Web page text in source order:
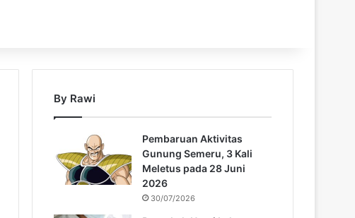
By Rawi
Pembaruan Aktivitas
Gunung Semeru, 3 Kali
Meletus pada 28 Juni
2026
30/07/2026